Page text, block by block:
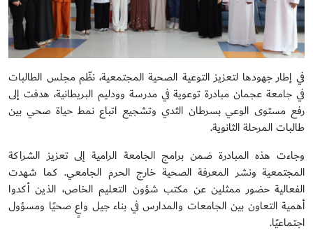
في إطار جهودها لتعزيز التوعية الصحية المجتمعية، نظّم مجلس الطالبات
في جامعة عجمان مبادرة توعوية في مدرسة وودليم البريطانية، هدفت إلى
رفع مستوى الوعي بسرطان الثدي وتشجيع اتباع نمط حياة صحي بين
طالبات المرحلة الثانوية.
وجاءت هذه المبادرة ضمن برامج الجامعة الرامية إلى تعزيز الشراكة
المجتمعية ونشر المعرفة الصحية خارج الحرم الجامعي. كما شهدت
الفعالية حضور ممثلين عن مكتب شؤون التعليم الخاص، الذين أكدوا
أهمية التعاون بين الجامعات والمدارس في بناء جيل واعٍ صحيًا ومسؤول
اجتماعيًا.